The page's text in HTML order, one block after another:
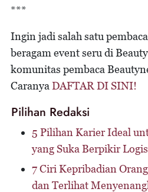
***
Ingin jadi salah satu
beragam event seru di
komunitas pembaca
Caranya DAFTAR DI SINI!
Pilihan Redaksi
5 Pilihan Karier Ideal
yang Suka Berpikir
7 Ciri Kepribadian
dan Terlihat